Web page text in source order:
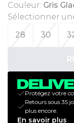
Couleur: Gris
Sélectionner
28
30
Protégez votre
Retours sous 35
plus encore.
En savoir plus